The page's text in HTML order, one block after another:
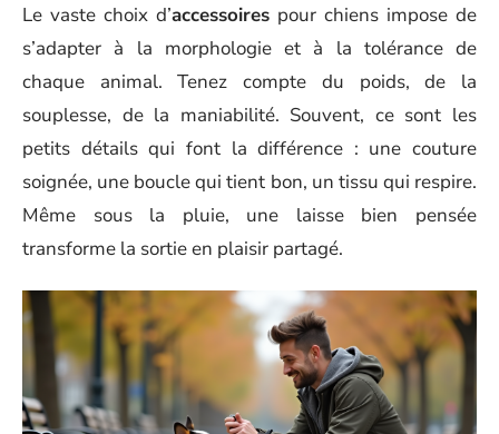
Le vaste choix d’accessoires pour chiens impose de
s’adapter à la morphologie et à la tolérance de
chaque animal. Tenez compte du poids, de la
souplesse, de la maniabilité. Souvent, ce sont les
petits détails qui font la différence : une couture
soignée, une boucle qui tient bon, un tissu qui respire.
Même sous la pluie, une laisse bien pensée
transforme la sortie en plaisir partagé.